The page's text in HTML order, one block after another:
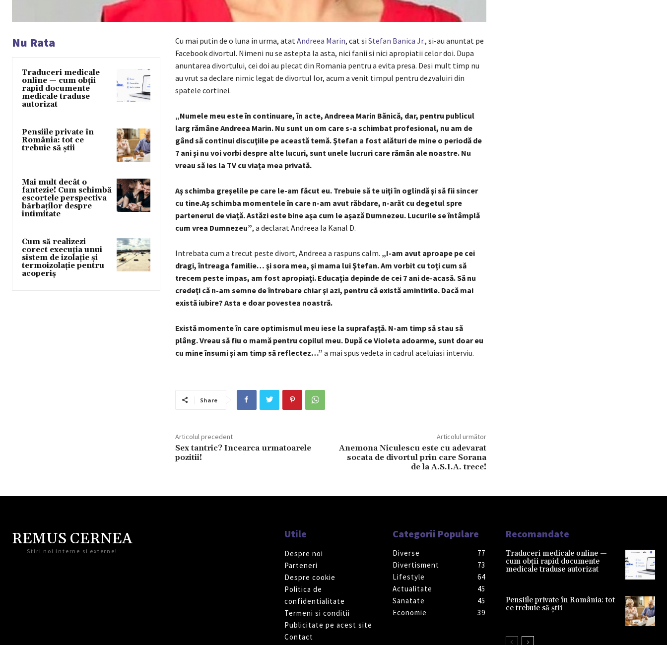
Nu Rata
Traduceri medicale
online — cum obții
rapid documente
medicale traduse
autorizat
Pensiile private în
România: tot ce
trebuie să știi
Mai mult decât o
fantezie! Cum schimbă
escortele perspectiva
bărbaților despre
intimitate
Cum să realizezi
corect execuția unui
sistem de izolație și
termoizolație pentru
acoperiș
Cu mai putin de o luna in urma, atat Andreea Marin, cat si Stefan Banica Jr., si-au anuntat pe
Facebook divortul. Nimeni nu se astepta la asta, nici fanii si nici apropiatii celor doi. Dupa
anuntarea divortului, cei doi au plecat din Romania pentru a evita presa. Desi mult timp nu
au vrut sa declare nimic legat de divortul lor, acum a venit timpul pentru dezvaluiri din
spatele cortinei.
„Numele meu este în continuare, în acte, Andreea Marin Bănică, dar, pentru publicul
larg rămâne Andreea Marin. Nu sunt un om care s-a schimbat profesional, nu am de
gând să continui discuţiile pe această temă.Ştefan a fost alături de mine o periodă de
7 ani şi nu voi vorbi despre alte lucuri, sunt unele lucruri care rămân ale noastre. Nu
vreau să ies la TV cu viaţa mea privată.
Aş schimba greşelile pe care le-am făcut eu. Trebuie să te uiţi în oglindă şi să fii sincer
cu tine.Aş schimba momentele în care n-am avut răbdare, n-arăt cu degetul spre
partenerul de viaţă. Astăzi este bine aşa cum le aşază Dumnezeu. Lucurile se întâmplă
cum vrea Dumnezeu”, a declarat Andreea la Kanal D.
Intrebata cum a trecut peste divort, Andreea a raspuns calm. „I-am avut aproape pe cei
dragi, întreaga familie… şi sora mea, şi mama lui Ştefan. Am vorbit cu toţi cum să
trecem peste impas, am fost apropiaţi. Educaţia depinde de cei 7 ani de-acasă. Să nu
credeţi că n-am semne de întrebare chiar şi azi, pentru că există amintirile. Dacă mai
există iubire? Asta e doar povestea noastră.
Există momente în care optimismul meu iese la suprafaşţă. N-am timp să stau să
plâng. Vreau să fiu o mamă pentru copilul meu. După ce Violeta adoarme, sunt doar eu
cu mine însumi şi am timp să reflectez…” a mai spus vedeta in cadrul aceluiasi interviu.
Share
Articolul precedent
Sex tantric? Incearca urmatoarele
pozitii!
Articolul următor
Anemona Niculescu este cu adevarat
socata de divortul prin care Sorana
de la A.S.I.A. trece!
REMUS CERNEA
Stiri noi interne si externe!
Utile
Despre noi
Parteneri
Despre cookie
Politica de
confidentialitate
Termeni si conditii
Publicitate pe acest site
Contact
Categorii Populare
Diverse
77
Divertisment
73
Lifestyle
64
Actualitate
45
Sanatate
45
Economie
39
Recomandate
Traduceri medicale online —
cum obții rapid documente
medicale traduse autorizat
Pensiile private în România: tot
ce trebuie să știi